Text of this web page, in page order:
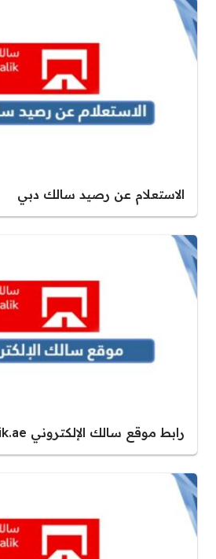
الاستعلام عن رصيد سالك دبي
رابط موقع سالك الإلكتروني www.salik.ae